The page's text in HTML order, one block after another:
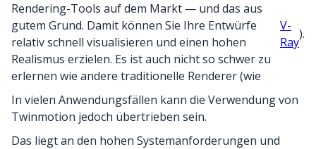
Rendering-Tools auf dem Markt — und das aus
gutem Grund. Damit können Sie Ihre Entwürfe
relativ schnell visualisieren und einen hohen
Realismus erzielen. Es ist auch nicht so schwer zu
erlernen wie andere traditionelle Renderer (wie
V-
Ray
).
In vielen Anwendungsfällen kann die Verwendung von
Twinmotion jedoch übertrieben sein.
Das liegt an den hohen Systemanforderungen und